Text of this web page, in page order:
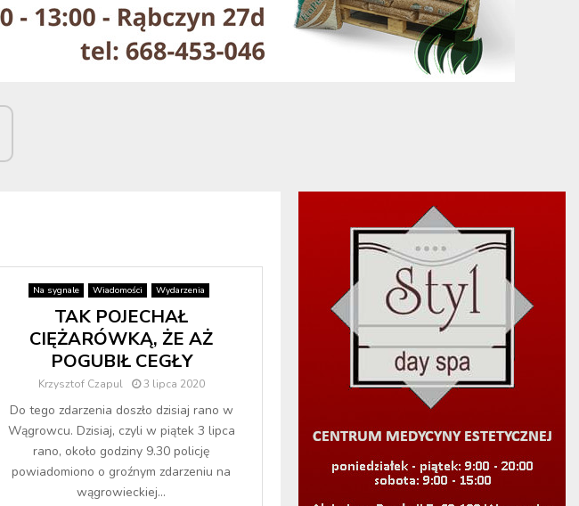
Na sygnale Wiadomości Wydarzenia
TAK POJECHAŁ
CIĘŻARÓWKĄ, ŻE AŻ
POGUBIŁ CEGŁY
Krzysztof Czapul 3 lipca 2020
Do tego zdarzenia doszło dzisiaj rano w
Wągrowcu. Dzisiaj, czyli w piątek 3 lipca
rano, około godziny 9.30 policję
powiadomiono o groźnym zdarzeniu na
wągrowieckiej...